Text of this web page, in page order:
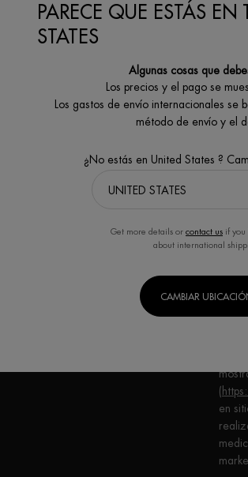
sus
(
en
PARECE QUE ESTÁS EN
STATES
Algunas cosas que
Los precios y el pago se
Los gastos de envío internacionales se
método de envío y el
¿No estás en United States ?
Get more details or contact us if you
about international
CAMBIAR